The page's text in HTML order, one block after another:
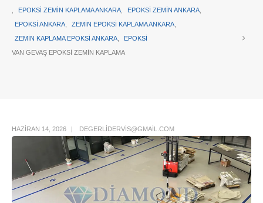
EPOKSI ZEMIN KAPLAMA ANKARA EPOKSI ZEMIN ANKARA
EPOKSI ANKARA
ZEMIN EPOKSI KAPLAMA ANKARA
ZEMIN KAPLAMA EPOKSI ANKARA
EPOKSI
VAN GEVAŞ EPOKSI ZEMIN KAPLAMA
HAZIRAN 14, 2026 DEGERLIDERVIS@GMAIL.COM
Author Box